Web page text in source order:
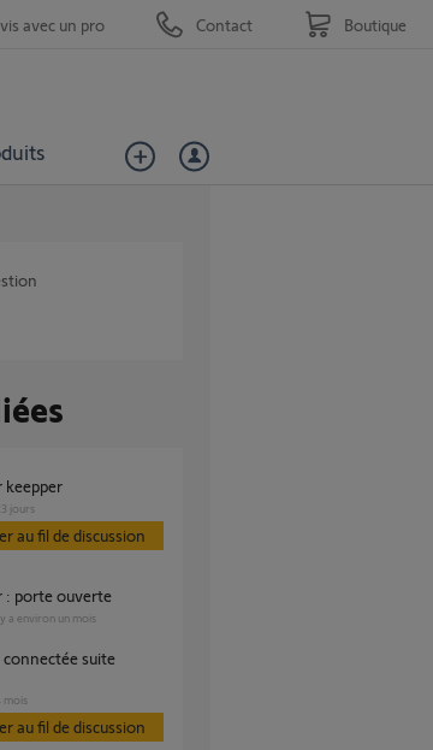
avec un pro Contact Boutique
keepper
jours
au fil de discussion
: porte ouverte
il y a environ un mois
mois
au fil de discussion